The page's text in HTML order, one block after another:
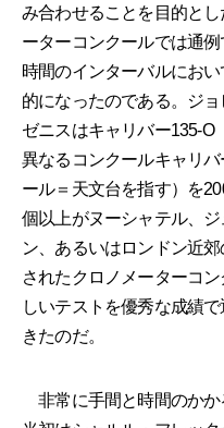
み合わせることを目的と
ーターコンクールでは通
時間のインターバルにお
的になったのである。ジョ
ゼニスはキャリバー135-O
異なるコンクールキャリ
ール＝天文台を指す）を
個以上がヌーシャテル、
ン、あるいはロンドン近
されたクロノメーターコ
しいテストを優秀な成績
きたのだ。
非常に手間と時間のかか